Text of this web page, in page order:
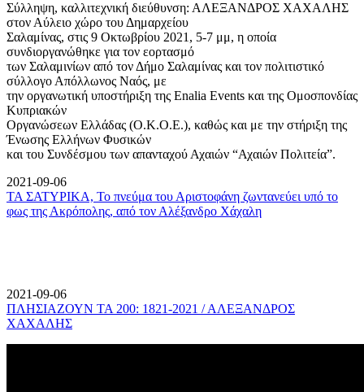
Σύλληψη, καλλιτεχνική διεύθυνση: ΑΛΕΞΑΝΔΡΟΣ ΧΑΧΑΛΗΣ
στον Αύλειο χώρο του Δημαρχείου
Σαλαμίνας, στις 9 Οκτωβρίου 2021, 5-7 μμ, η οποία
συνδιοργανώθηκε για τον εορτασμό
των Σαλαμινίων από τον Δήμο Σαλαμίνας και τον πολιτιστικό
σύλλογο Απόλλωνος Ναός, με
την οργανωτική υποστήριξη της Enalia Events και της Ομοσπονδίας
Κυπριακών
Οργανώσεων Ελλάδας (Ο.Κ.Ο.Ε.), καθώς και με την στήριξη της
Ένωσης Ελλήνων Φυσικών
και του Συνδέσμου των απανταχού Αχαιών “Αχαιών Πολιτεία”.
2021-09-06
ΤΑ ΣΑΤΥΡΙΚΑ, Το πνεύμα του Αριστοφάνη ζωντανεύει υπό το
φως της Ακρόπολης, από τον Αλέξανδρο Χάχαλη
2021-09-06
ΠΛΗΣΙΑΖΟΥΝ ΤΑ 200: 1821-2021 / ΑΛΕΞΑΝΔΡΟΣ
ΧΑΧΑΛΗΣ